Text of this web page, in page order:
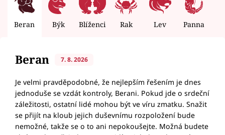
Beran Býk Blíženci Rak Lev Panna
Beran 7. 8. 2026
Je velmi pravděpodobné, že nejlepším řešením je dnes
jednoduše se vzdát kontroly, Berani. Pokud jde o srdeční
záležitosti, ostatní lidé mohou být ve víru zmatku. Snažit
se přijít na kloub jejich duševnímu rozpoložení bude
nemožné, takže se o to ani nepokoušejte. Možná budete